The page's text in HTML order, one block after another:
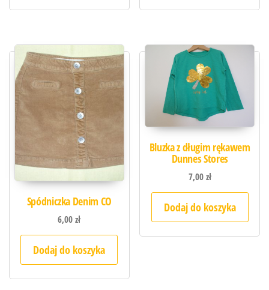
Spódniczka Denim CO
6,00zł
Dodaj do koszyka
Bluzka z długim rękawem
Dunnes Stores
7,00zł
Dodaj do koszyka